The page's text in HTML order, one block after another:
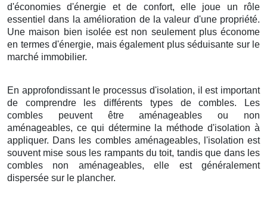
d'économies d'énergie et de confort, elle joue un rôle
essentiel dans la amélioration de la valeur d'une propriété.
Une maison bien isolée est non seulement plus économe
en termes d'énergie, mais également plus séduisante sur le
marché immobilier.
En approfondissant le processus d'isolation, il est important
de comprendre les différents types de combles. Les
combles peuvent être aménageables ou non
aménageables, ce qui détermine la méthode d'isolation à
appliquer. Dans les combles aménageables, l'isolation est
souvent mise sous les rampants du toit, tandis que dans les
combles non aménageables, elle est généralement
dispersée sur le plancher.